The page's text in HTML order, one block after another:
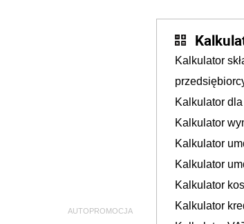
AUTOPROMOCJA
Kalkulator
Kalkulator
Kalkulator
Kalkulator
Kalkulator
Kalkulator
Kalkulator